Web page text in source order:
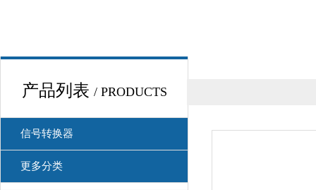
产品列表 / PRODUCTS
信号转换器
更多分类